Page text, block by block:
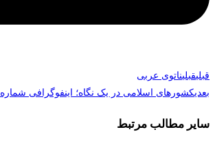
قبلیقبلیناتوی عربی
بعدیکشورهای اسلامی در یک نگاه؛ اینفوگرافی شماره ۲۴: قطر
سایر مطالب مرتبط